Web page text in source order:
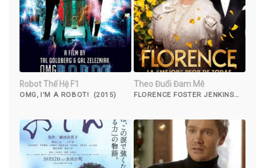
Robot Thế Hệ F1
OMG, I'M A ROBOT! (2015)
Theo Đuổi Đam Mê
FLORENCE FOSTER JENKINS